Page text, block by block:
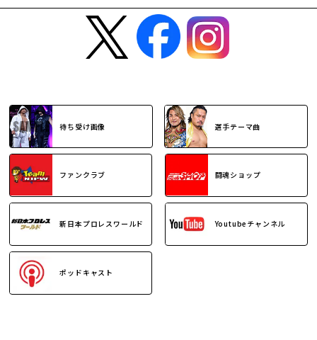
待ち受け画像 選手テーマ曲
ファンクラブ 闘魂ショップ
新日本プロレスワールド Youtubeチャンネル
ポッドキャスト